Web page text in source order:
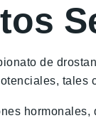
de
tales
hormonales,